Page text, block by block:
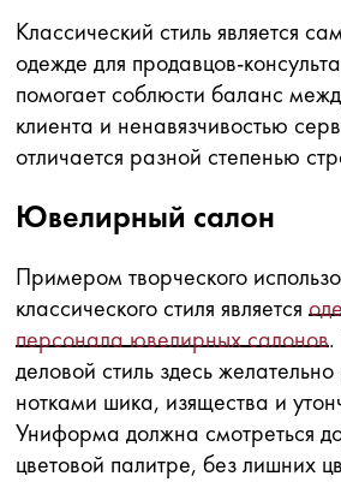
Классический стиль является
одежде для продавцов-
помогает соблюсти баланс
клиента и ненавязчивостью
отличается разной степенью
Ювелирный салон
Примером творческого
классического стиля является
персонала ювелирных салонов
деловой стиль здесь
нотками шика, изящества и
Униформа должна смотреться
цветовой палитре, без лишних